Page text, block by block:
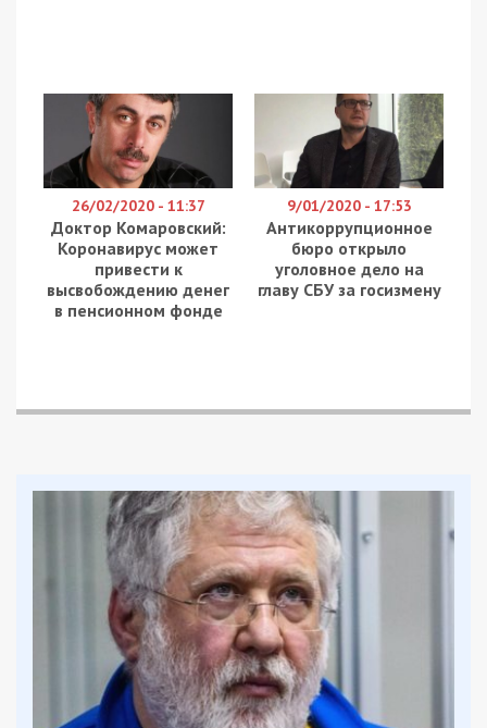
26/02/2020 - 11:37
Доктор Комаровский:
Коронавирус может
привести к
высвобождению денег
в пенсионном фонде
9/01/2020 - 17:53
Антикоррупционное
бюро открыло
уголовное дело на
главу СБУ за госизмену